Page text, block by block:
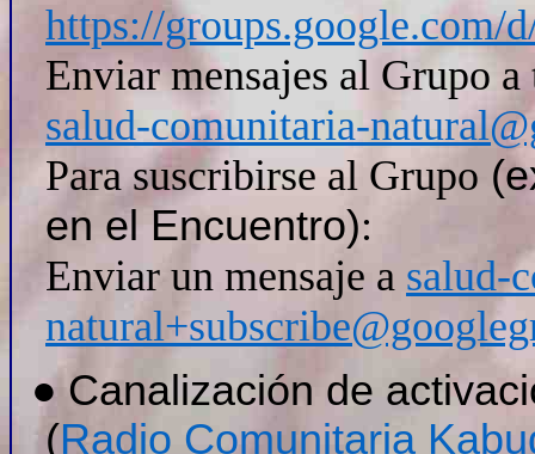
https://groups.google.com/
Enviar mensajes al Grupo
salud-comunitaria-
Para suscribirse al Grupo
en el Encuentro):
Enviar un mensaje a salud-
● Canalización de
(Radio Comunitaria